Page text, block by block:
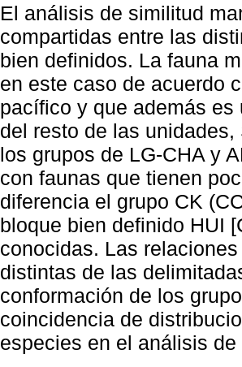
El análisis de similitud
compartidas entre las
bien definidos. La fauna
en este caso de acuerdo
pacífico y que además
del resto de las
los grupos de LG-CHA y
con faunas que tienen
diferencia el grupo CK
bloque bien definido HUI
conocidas. Las
distintas de las
conformación de los
coincidencia de
especies en el análisis